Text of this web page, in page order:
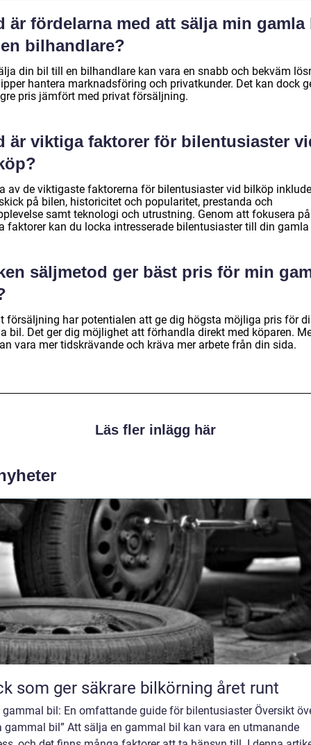
är fördelarna med att sälja min gamla
bilhandlare?
din bil till en bilhandlare kan vara en snabb och bekväm
hantera marknadsföring och privatkunder. Det kan dock
pris jämfört med privat försäljning.
är viktiga faktorer för bilentusiaster
av de viktigaste faktorerna för bilentusiaster vid bilköp
på bilen, historicitet och popularitet, prestanda och
samt teknologi och utrustning. Genom att fokusera på
faktorer kan du locka intresserade bilentusiaster till din
säljmetod ger bäst pris för min
försäljning har potentialen att ge dig högsta möjliga pris för
bil. Det ger dig möjlighet att förhandla direkt med köparen.
vara mer tidskrävande och kräva mer arbete från din sida.
Läs fler inlägg här
som ger säkrare bilkörning året runt
gammal bil: En omfattande guide för bilentusiaster Översikt
gammal bil” Att sälja en gammal bil kan vara en utmanande